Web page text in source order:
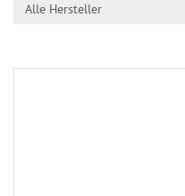
Alle Hersteller